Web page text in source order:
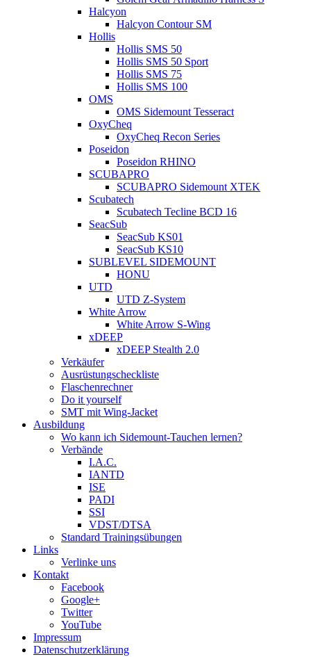
Halcyon
Halcyon Contour SM
Hollis
Hollis SMS 50
Hollis SMS 50 Sport
Hollis SMS 75
Hollis SMS 100
OMS
OMS Sidemount Tesseract
OxyCheq
OxyCheq Recon Series
Poseidon
Poseidon RHINO
SCUBAPRO
SCUBAPRO Sidemount XTEK
Scubatech
Scubatech Tecline BCD 16
SeacSub
SeacSub KS01
SeacSub KS10
SUBLEVEL SIDEMOUNT
HONU
UTD
UTD Z-System
White Arrow
White Arrow S-Wing
xDEEP
xDEEP Stealth 2.0
Verkäufer
Ausrüstungscheckliste
Flaschenrechner
Do it yourself
SMT mit Wing-Jacket
Ausbildung
Wo kann ich Sidemount-Tauchen lernen?
Verbände
I.A.C.
IANTD
ISE
PADI
SSI
VDST/DTSA
Standard Trainingsübungen
Links
Verlinke uns
Kontakt
Facebook
Google+
Twitter
YouTube
Impressum
Datenschutzerklärung